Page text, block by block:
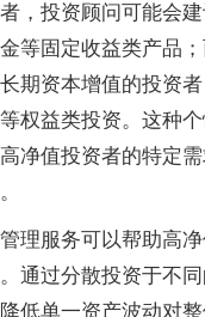
，投资顾问可能会
等固定收益类产品
期资本增值的投资
权益类投资。这种
净值投资者的特定
理服务可以帮助高
通过分散投资于不
低单一资产波动对